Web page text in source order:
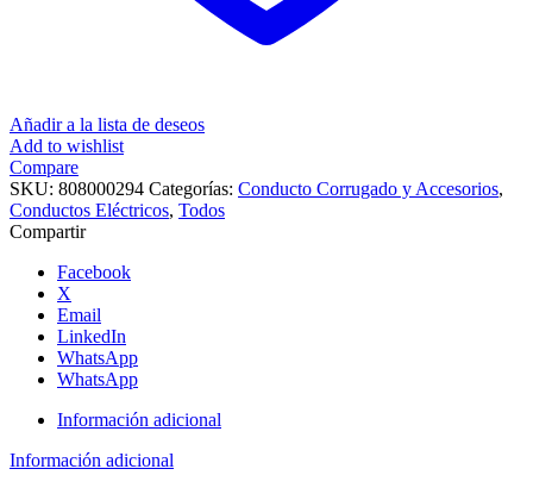
Añadir a la lista de deseos
Add to wishlist
Compare
SKU: 808000294 Categorías: Conducto Corrugado y Accesorios,
Conductos Eléctricos, Todos
Compartir
Facebook
X
Email
LinkedIn
WhatsApp
WhatsApp
Información adicional
Información adicional